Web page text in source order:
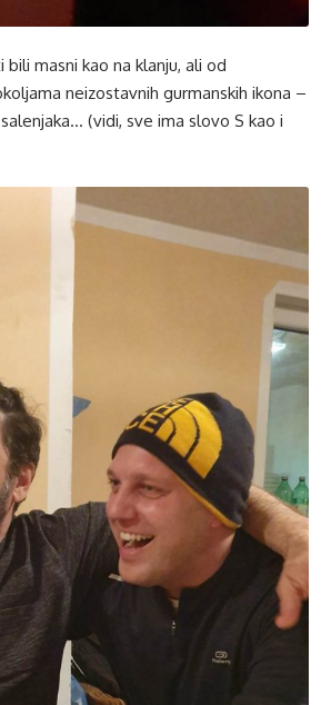
masni kao na klanju, ali od
neizostavnih gurmanskih ikona –
(vidi, sve ima slovo S kao i